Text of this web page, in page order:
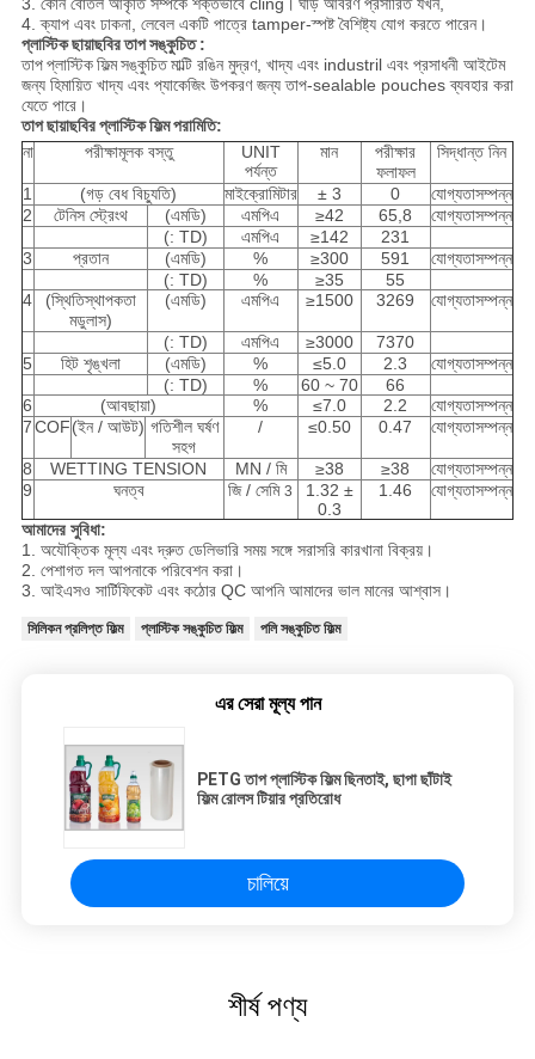
3. কোন বোতল আকৃতি সম্পর্কে শক্তভাবে cling। ঘাড় আবরণ প্রসারিত যখন,
4. ক্যাপ এবং ঢাকনা, লেবেল একটি পাত্রে tamper-স্পষ্ট বৈশিষ্ট্য যোগ করতে পারেন।
প্লাস্টিক ছায়াছবির তাপ সঙ্কুচিত :
তাপ প্লাস্টিক ফিল্ম সঙ্কুচিতমাল্টি রঙিন মুদ্রণ, খাদ্য এবং industril এবং প্রসাধনী আইটেম
জন্য হিমায়িত খাদ্য এবং প্যাকেজিং উপকরণ জন্য তাপ-sealable pouches ব্যবহার করা
যেতে পারে।
তাপ ছায়াছবির প্লাস্টিক ফিল্মপরামিতি:
না
পরীক্ষামূলক বস্তু
UNIT
পর্যন্ত
মান
পরীক্ষার
ফলাফল
সিদ্ধান্ত নিন
1 (গড় বেধ বিচ্যুতি) মাইক্রোমিটার ± 3 0
যোগ্যতাসম্পন্ন
2
টেনিস স্ট্রেংথ (এমডি) এমপিএ ≥42 65,8
যোগ্যতাসম্পন্ন
(: TD)
এমপিএ ≥142
231
3
প্রতান (এমডি) % ≥300 591
যোগ্যতাসম্পন্ন
(: TD)
% ≥35
55
4
(স্থিতিস্থাপকতা
মডুলাস)
(এমডি) এমপিএ ≥1500 3269 যোগ্যতাসম্পন্ন
(: TD) এমপিএ ≥3000
7370
5
হিট শৃঙ্খলা (এমডি) % ≤5.0 2.3
যোগ্যতাসম্পন্ন
(: TD)
% 60 ~ 70
66
6
(আবছায়া) % ≤7.0 2.2
যোগ্যতাসম্পন্ন
7COF(ইন / আউট) গতিশীল ঘর্ষণ
সহগ
/ ≤0.50 0.47 যোগ্যতাসম্পন্ন
8 WETTING TENSION MN / মি ≥38 ≥38
যোগ্যতাসম্পন্ন
9
ঘনত্ব জি / সেমি3
1.32 ±
0.3
1.46 যোগ্যতাসম্পন্ন
আমাদের সুবিধা:
1. অযৌক্তিক মূল্য এবং দ্রুত ডেলিভারি সময় সঙ্গে সরাসরি কারখানা বিক্রয়।
2. পেশাগত দল আপনাকে পরিবেশন করা।
3. আইএসও সার্টিফিকেট এবং কঠোর QC আপনি আমাদের ভাল মানের আশ্বাস।
সিলিকন প্রলিপ্ত ফিল্ম প্লাস্টিক সঙ্কুচিত ফিল্ম পলি সঙ্কুচিত ফিল্ম
এর সেরা মূল্য পান
PETG তাপ প্লাস্টিক ফিল্ম ছিনতাই, ছাপা ছাঁটাই
ফিল্ম রোলস টিয়ার প্রতিরোধ
চালিয়ে
শীর্ষ পণ্য